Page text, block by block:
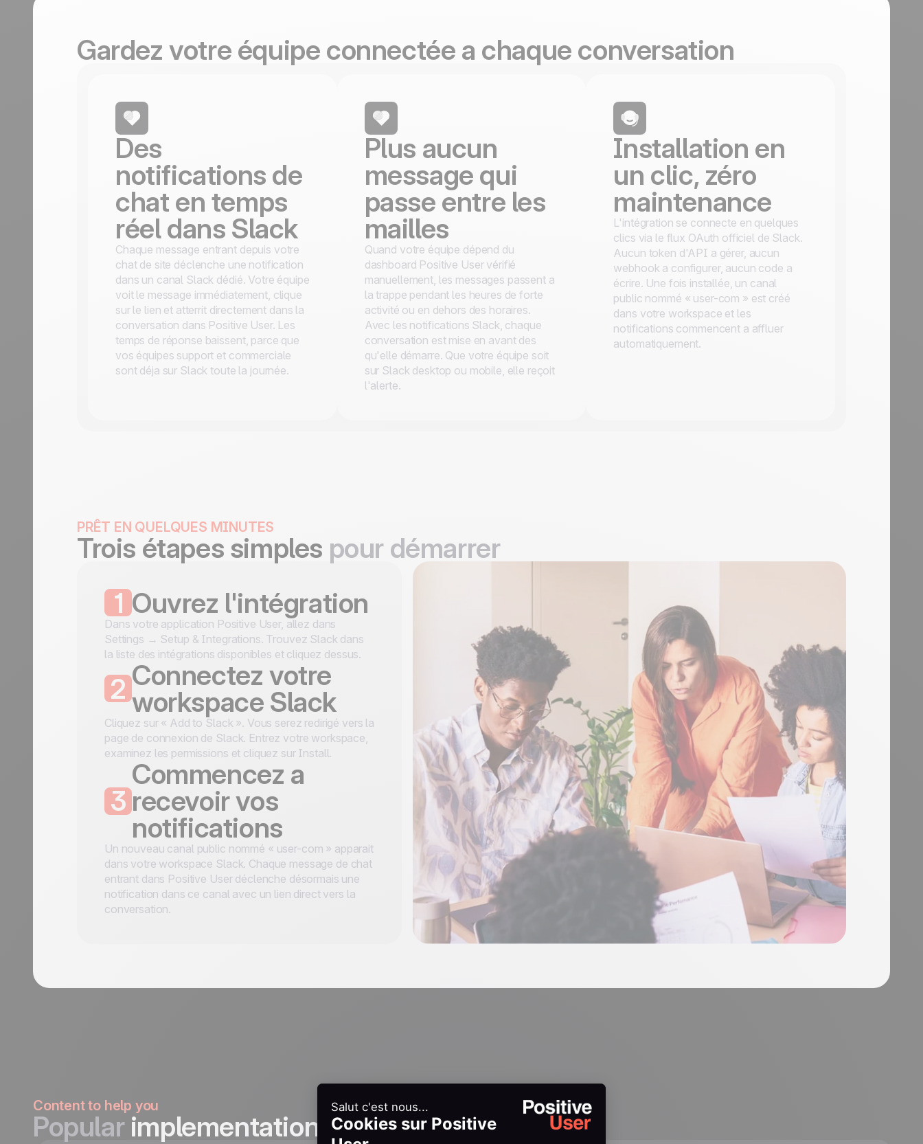
Gardez votre équipe connectée a chaque conversation
Des
notifications de
chat en temps
réel dans Slack
Chaque message entrant depuis votre
chat de site déclenche une notification
dans un canal Slack dédié. Votre équipe
voit le message immédiatement, clique
sur le lien et atterrit directement dans la
conversation dans Positive User. Les
temps de réponse baissent, parce que
vos équipes support et commerciale
sont déja sur Slack toute la journée.
Plus aucun
message qui
passe entre les
mailles
Quand votre équipe dépend du
dashboard Positive User vérifié
manuellement, les messages passent a
la trappe pendant les heures de forte
activité ou en dehors des horaires.
Avec les notifications Slack, chaque
conversation est mise en avant des
qu'elle démarre. Que votre équipe soit
sur Slack desktop ou mobile, elle reçoit
l'alerte.
Installation en
un clic, zéro
maintenance
L'intégration se connecte en quelques
clics via le flux OAuth officiel de Slack.
Aucun token d'API a gérer, aucun
webhook a configurer, aucun code a
écrire. Une fois installée, un canal
public nommé « user-com » est créé
dans votre workspace et les
notifications commencent a affluer
automatiquement.
PRÊT EN QUELQUES MINUTES
Trois étapes simples pour démarrer
1 Ouvrez l'intégration
Dans votre application Positive User, allez dans
Settings → Setup & Integrations. Trouvez Slack dans
la liste des intégrations disponibles et cliquez dessus.
2 Connectez votre
workspace Slack
Cliquez sur « Add to Slack ». Vous serez redirigé vers la
page de connexion de Slack. Entrez votre workspace,
examinez les permissions et cliquez sur Install.
3
Commencez a
recevoir vos
notifications
Un nouveau canal public nommé « user-com » apparait
dans votre workspace Slack. Chaque message de chat
entrant dans Positive User déclenche désormais une
notification dans ce canal avec un lien direct vers la
conversation.
Content to help you
Popularimplementation guides